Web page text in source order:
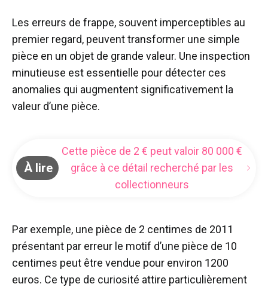
Les erreurs de frappe, souvent imperceptibles au
premier regard, peuvent transformer une simple
pièce en un objet de grande valeur. Une inspection
minutieuse est essentielle pour détecter ces
anomalies qui augmentent significativement la
valeur d’une pièce.
À lire
Cette pièce de 2 € peut valoir 80 000 €
grâce à ce détail recherché par les
collectionneurs
Par exemple, une pièce de 2 centimes de 2011
présentant par erreur le motif d’une pièce de 10
centimes peut être vendue pour environ 1200
euros. Ce type de curiosité attire particulièrement